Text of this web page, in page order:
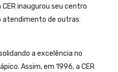
inaugurou seu centro
atendimento de outras
a excelência no
Assim, em 1996, a CER